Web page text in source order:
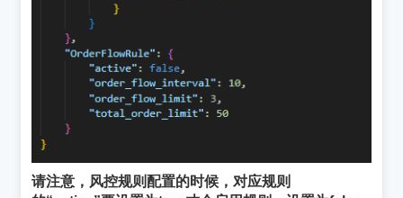
请注意，风控规则配置的时候，对应规则